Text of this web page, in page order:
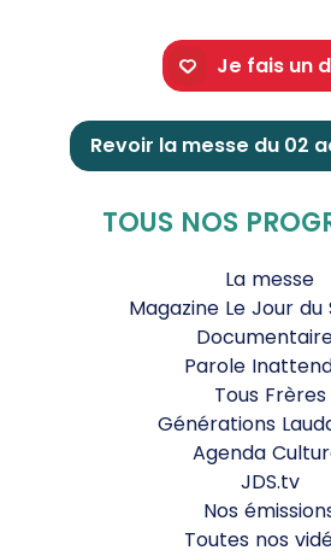
Je fais un
Revoir la messe du 02
TOUS NOS
La messe
Magazine Le Jour du
Parole
Tous Frères
Générations
Agenda
JDS.tv
Nos
Toutes nos